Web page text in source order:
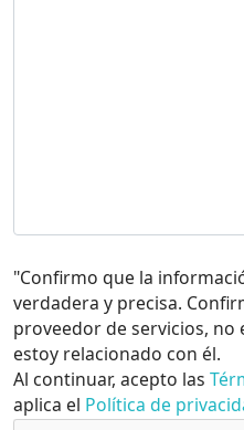
"Confirmo que la
verdadera y precisa.
proveedor de servicios, no
estoy relacionado con él.
Al continuar, acepto las
aplica el Política de